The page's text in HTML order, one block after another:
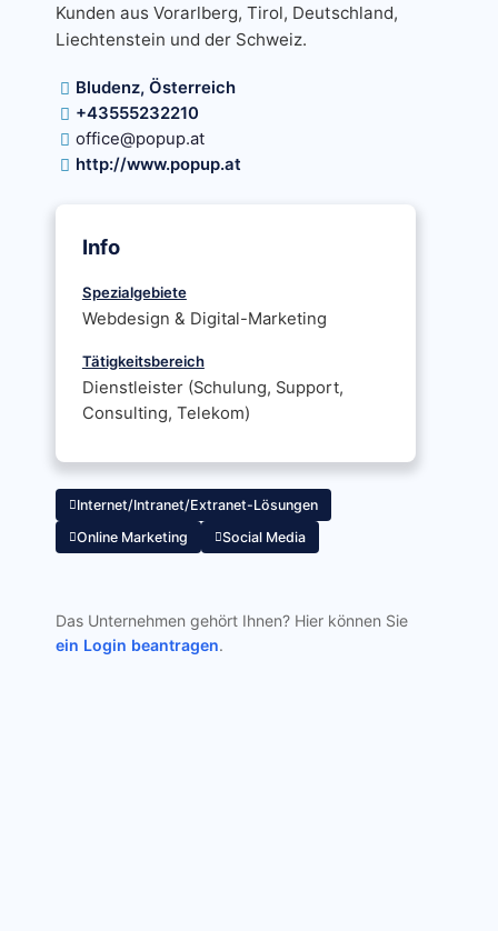
Kunden aus Vorarlberg, Tirol, Deutschland,
Liechtenstein und der Schweiz.
Bludenz, Österreich
+43555232210
office@popup.at
http://www.popup.at
Info
Spezialgebiete
Webdesign & Digital-Marketing
Tätigkeitsbereich
Dienstleister (Schulung, Support,
Consulting, Telekom)
Internet/Intranet/Extranet-Lösungen
Online Marketing
Social Media
Das Unternehmen gehört Ihnen? Hier können Sie
ein Login beantragen.